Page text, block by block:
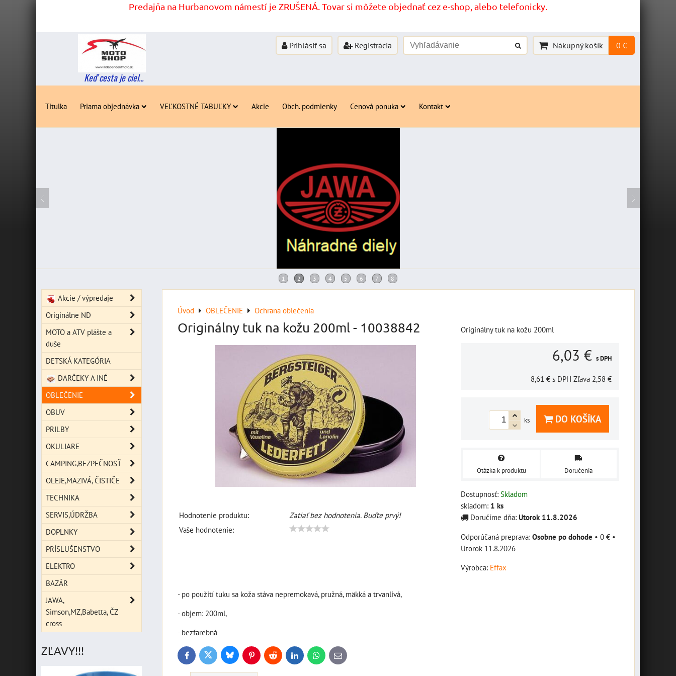
Predajňa na Hurbanovom námestí je ZRUŠENÁ. Tovar si môžete objednať cez e-shop, alebo telefonicky.
Keď cesta je ciel...
Prihlásiť sa Registrácia Nákupný košík 0 €
Titulka Priama objednávka VEĽKOSTNÉ TABUĽKY Akcie Obch. podmienky Cenová ponuka Kontakt
Úvod OBLEČENIE Ochrana oblečenia
Originálny tuk na kožu 200ml - 10038842
Hodnotenie produktu:
Zatiaľ bez hodnotenia. Buďte prvý!
Vaše hodnotenie:
Originálny tuk na kožu 200ml
6,03 € s DPH
8,61 € s DPH Zľava 2,58 €
ks DO KOŠÍKA
Otázka k produktu Doručenia
Dostupnosť: Skladom
skladom: 1 ks
Doručíme dňa: Utorok 11.8.2026
Osobne po dohode • 0 € •
Utorok 11.8.2026
Výrobca: Effax
- po použití tuku sa koža stáva nepremokavá, pružná, mäkká a trvanlivá,
- objem: 200ml,
- bezfarebná
FacebookTwitter BlueskyPinterestReddit LinkedInWhatsApp
E-
mail
Akcie / výpredaje
Originálne ND
MOTO a ATV plášte a
duše
DETSKÁ KATEGÓRIA
DARČEKY A INÉ
OBLEČENIE
OBUV
PRILBY
OKULIARE
CAMPING,BEZPEČNOSŤ
OLEJE,MAZIVÁ, ČISTIČE
TECHNIKA
SERVIS,ÚDRŽBA
DOPLNKY
PRÍSLUŠENSTVO
ELEKTRO
BAZÁR
JAWA,
Simson,MZ,Babetta, ČZ
cross
ZĽAVY!!!